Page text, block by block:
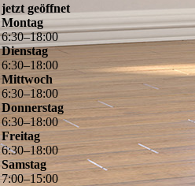
jetzt geöffnet
Montag
6:30–18:00
Dienstag
6:30–18:00
Mittwoch
6:30–18:00
Donnerstag
6:30–18:00
Freitag
6:30–18:00
Samstag
7:00–15:00